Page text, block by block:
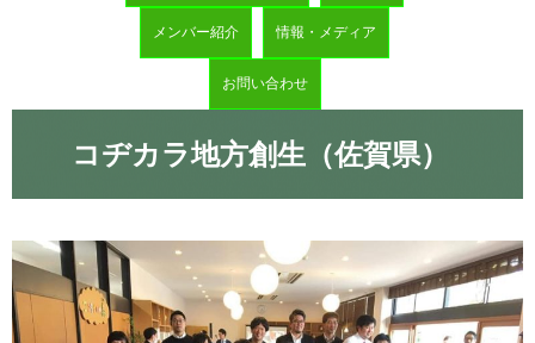
メンバー紹介 情報・メディア
お問い合わせ
コヂカラ地方創生（佐賀県）